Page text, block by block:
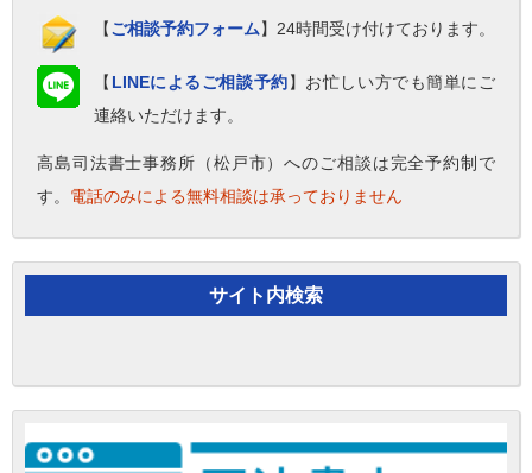
【ご相談予約フォーム】24時間受け付けております。
【 LINEによるご相談予約】お忙しい方でも簡単にご
連絡いただけます。
高島司法書士事務所（松戸市）へのご相談は完全予約制で
す。 電話のみによる無料相談は承っておりません
サイト内検索